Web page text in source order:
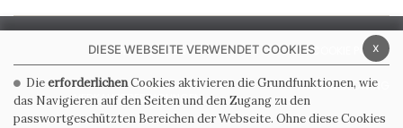
PRIVACY POLICY COOKIE POLICY
ALLGEMEINE
VERKAUFSBEDINGUNGEN
WHISTLEBLOWING
x
DIESE WEBSEITE VERWENDET COOKIES
DieerforderlichenCookies aktivieren die Grundfunktionen, wie
das Navigieren auf den Seiten und den Zugang zu den
passwortgeschützten Bereichen der Webseite. Ohne diese Cookies